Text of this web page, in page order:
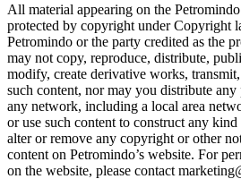
All material appearing on the
protected by copyright under Copyright
Petromindo or the party credited as the
may not copy, reproduce, distribute,
modify, create derivative works,
such content, nor may you distribute
any network, including a local area
or use such content to construct any
alter or remove any copyright or other
content on Petromindo’s website. For
on the website, please contact